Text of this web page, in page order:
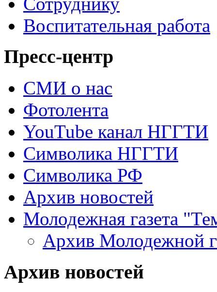
Воспитательная работа
Пресс-центр
СМИ о нас
Фотолента
YouTube канал НГГТИ
Символика НГГТИ
Символика РФ
Архив новостей
Молодежная газета
Архив Молодежной
Архив новостей